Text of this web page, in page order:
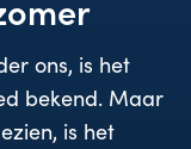
ons, is het
bekend. Maar
is het